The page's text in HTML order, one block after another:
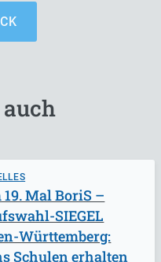
19. Mal BoriS –
SIEGEL
Württemberg:
Schulen erhalten